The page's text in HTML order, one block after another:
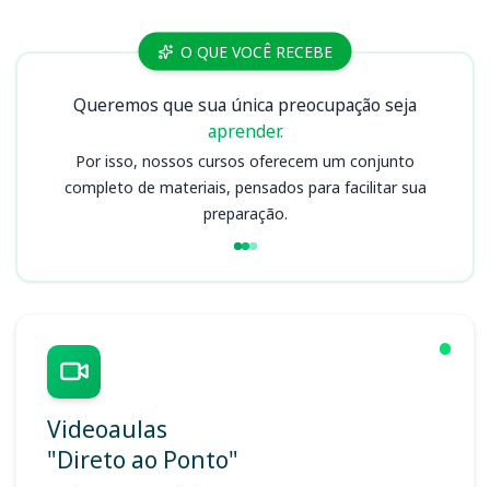
Cursos O QUE VOCÊ RECEBE
Queremos que sua única preocupação seja
aprender.
Por isso, nossos cursos oferecem um conjunto
completo de materiais, pensados para facilitar sua
preparação.
Videoaulas
"Direto ao Ponto"